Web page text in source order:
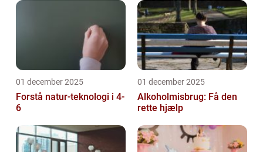
01 december 2025
Forstå natur-teknologi i 4-
6
01 december 2025
Alkoholmisbrug: Få den
rette hjælp